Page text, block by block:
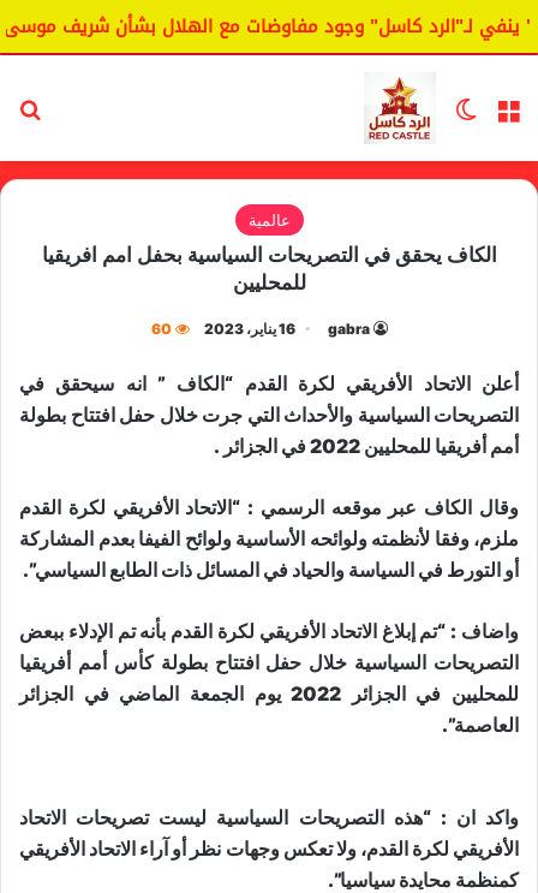
لـ"الرد كاسل" وجود مفاوضات مع الهلال بشأن شريف موسى.
القائمة الوضع المظلم
عالمية
الكاف يحقق في التصريحات السياسية بحفل امم افريقيا
للمحليين
gabra 16 يناير، 2023 60
أعلن ​الاتحاد الأفريقي لكرة القدم​ “الكاف ” انه سيحقق في
التصريحات السياسية والأحداث التي جرت خلال حفل افتتاح ​بطولة
أمم أفريقيا للمحليين 2022​ في الجزائر .
وقال الكاف عبر موقعه الرسمي : “الاتحاد الأفريقي لكرة القدم
ملزم، وفقا لأنظمته ولوائحه الأساسية ولوائح الفيفا بعدم المشاركة
أو التورط في السياسة والحياد في المسائل ذات الطابع السياسي”.
واضاف : “تم إبلاغ الاتحاد الأفريقي لكرة القدم بأنه تم الإدلاء ببعض
التصريحات السياسية خلال حفل افتتاح بطولة كأس أمم أفريقيا
للمحليين في الجزائر 2022 يوم الجمعة الماضي في الجزائر
العاصمة”.
واكد ان : “هذه التصريحات السياسية ليست تصريحات الاتحاد
الأفريقي لكرة القدم، ولا تعكس وجهات نظر أو آراء الاتحاد الأفريقي
كمنظمة محايدة سياسيا”.